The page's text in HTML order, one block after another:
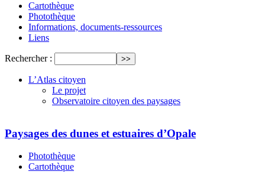
Cartothèque
Photothèque
Informations, documents-ressources
Liens
Rechercher :
L’Atlas citoyen
Le projet
Observatoire citoyen des paysages
Paysages des dunes et estuaires d’Opale
Photothèque
Cartothèque